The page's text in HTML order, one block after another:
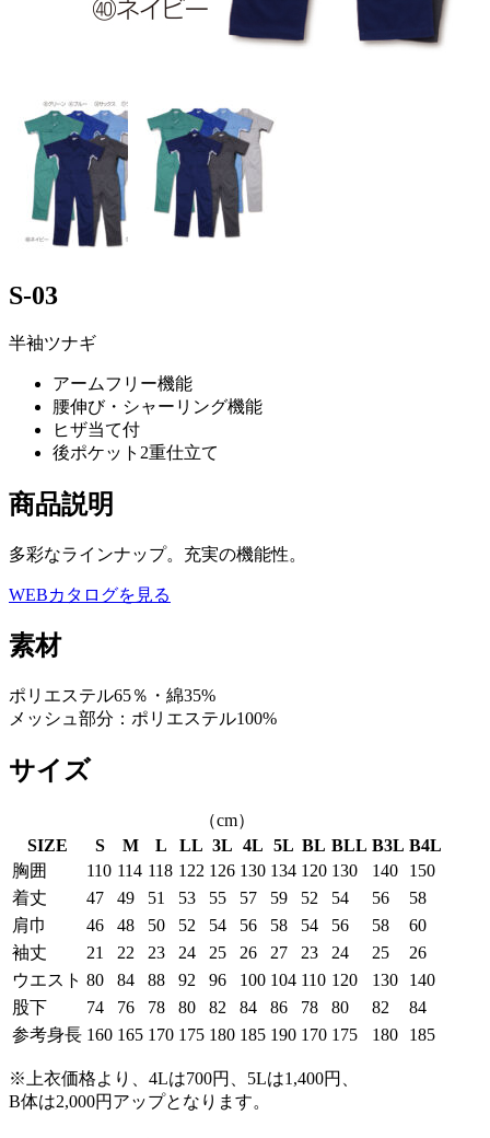
S-03
半袖ツナギ
アームフリー機能
腰伸び・シャーリング機能
ヒザ当て付
後ポケット2重仕立て
商品説明
多彩なラインナップ。充実の機能性。
WEBカタログを見る
素材
ポリエステル65％・綿35%
メッシュ部分：ポリエステル100%
サイズ
（cm）
SIZE
S M L LL 3L 4L 5L BL BLL B3L B4L
胸囲
110 114 118 122 126 130 134 120 130 140
150
着丈
47 49 51 53 55 57 59 52 54 56
58
肩巾
46 48 50 52 54 56 58 54 56 58
60
袖丈
21 22 23 24 25 26 27 23 24 25
26
ウエスト 80 84 88 92 96 100 104 110 120 130
140
股下
74 76 78 80 82 84 86 78 80 82
84
参考身長 160 165 170 175 180 185 190 170 175 180 185
※上衣価格より、4Lは700円、5Lは1,400円、
B体は2,000円アップとなります。